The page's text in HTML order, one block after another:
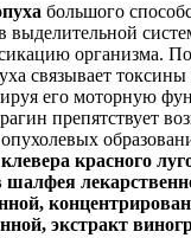
большого
выделительной
организма.
связывает
его моторную
препятствует
красного
экстракт